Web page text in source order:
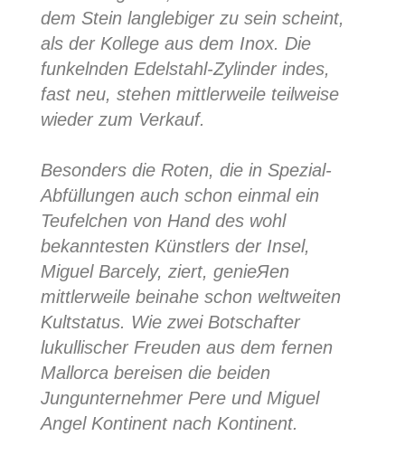
dem Stein langlebiger zu sein scheint,
als der Kollege aus dem Inox. Die
funkelnden Edelstahl-Zylinder indes,
fast neu, stehen mittlerweile teilweise
wieder zum Verkauf.
Besonders die Roten, die in Spezial-
Abfüllungen auch schon einmal ein
Teufelchen von Hand des wohl
bekanntesten Künstlers der Insel,
Miguel Barcelу, ziert, genieЯen
mittlerweile beinahe schon weltweiten
Kultstatus. Wie zwei Botschafter
lukullischer Freuden aus dem fernen
Mallorca bereisen die beiden
Jungunternehmer Pere und Miguel
Angel Kontinent nach Kontinent.